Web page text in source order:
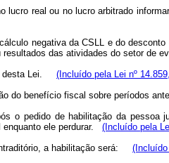
lucro real ou no lucro arbitrado
negativa da CSLL e do
resultados das atividades do setor de
desta Lei. (Incluído pela Lei nº
do benefício fiscal sobre períodos
o pedido de habilitação da
ele perdurar. (Incluído pela
a habilitação será: (Incluído